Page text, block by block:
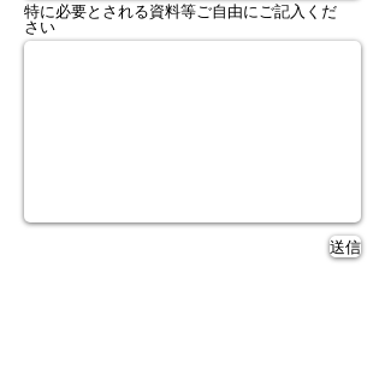
特に必要とされる資料等ご自由にご記入くだ
さい
送信